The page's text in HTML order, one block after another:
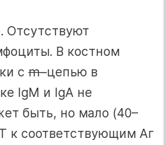
. Отсутствуют
В костном
с m–цепью в
IgM и IgA не
быть, но мало (40–
к соответствующим Аг